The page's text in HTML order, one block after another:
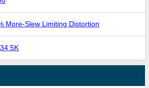
More-Slew Limiting Distortion
5K